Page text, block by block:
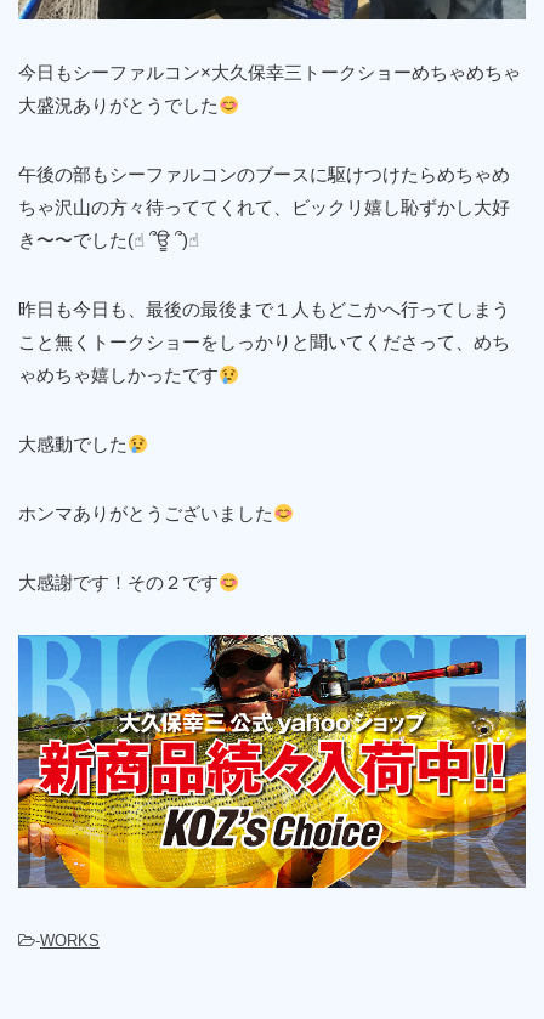
今日もシーファルコン×大久保幸三トークショーめちゃめちゃ
大盛況ありがとうでした
午後の部もシーファルコンのブースに駆けつけたらめちゃめ
ちゃ沢山の方々待っててくれて、ビックリ嬉し恥ずかし大好
き〜〜でした(☝︎ ՞ਊ ՞)☝︎
昨日も今日も、最後の最後まで１人もどこかへ行ってしまう
こと無くトークショーをしっかりと聞いてくださって、めち
ゃめちゃ嬉しかったです
大感動でした
ホンマありがとうございました
大感謝です！その２です
-WORKS